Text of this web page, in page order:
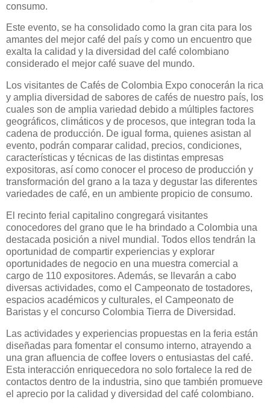
consumo.
Este evento, se ha consolidado como la gran cita para los
amantes del mejor café del país y como un encuentro que
exalta la calidad y la diversidad del café colombiano
considerado el mejor café suave del mundo.
Los visitantes de Cafés de Colombia Expo conocerán la rica
y amplia diversidad de sabores de cafés de nuestro país, los
cuales son de amplia variedad debido a múltiples factores
geográficos, climáticos y de procesos, que integran toda la
cadena de producción. De igual forma, quienes asistan al
evento, podrán comparar calidad, precios, condiciones,
características y técnicas de las distintas empresas
expositoras, así como conocer el proceso de producción y
transformación del grano a la taza y degustar las diferentes
variedades de café, en un ambiente propicio de consumo.
El recinto ferial capitalino congregará visitantes
conocedores del grano que le ha brindado a Colombia una
destacada posición a nivel mundial. Todos ellos tendrán la
oportunidad de compartir experiencias y explorar
oportunidades de negocio en una muestra comercial a
cargo de 110 expositores. Además, se llevarán a cabo
diversas actividades, como el Campeonato de tostadores,
espacios académicos y culturales, el Campeonato de
Baristas y el concurso Colombia Tierra de Diversidad.
Las actividades y experiencias propuestas en la feria están
diseñadas para fomentar el consumo interno, atrayendo a
una gran afluencia de coffee lovers o entusiastas del café.
Esta interacción enriquecedora no solo fortalece la red de
contactos dentro de la industria, sino que también promueve
el aprecio por la calidad y diversidad del café colombiano.